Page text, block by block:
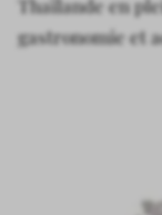
Thaïlande en
gastronomie et